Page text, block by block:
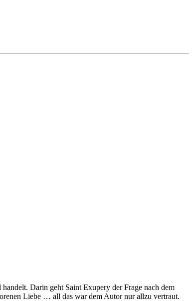
Darin geht Saint Exupery der Frage nach dem
Liebe … all das war dem Autor nur allzu vertraut.